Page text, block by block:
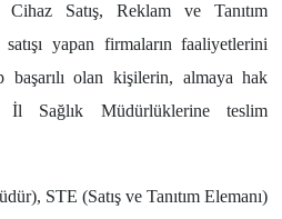
Satış, Reklam ve Tanıtım
yapan firmaların faaliyetlerini
başarılı olan kişilerin, almaya hak
İl Sağlık Müdürlüklerine teslim
STE (Satış ve Tanıtım Elemanı)